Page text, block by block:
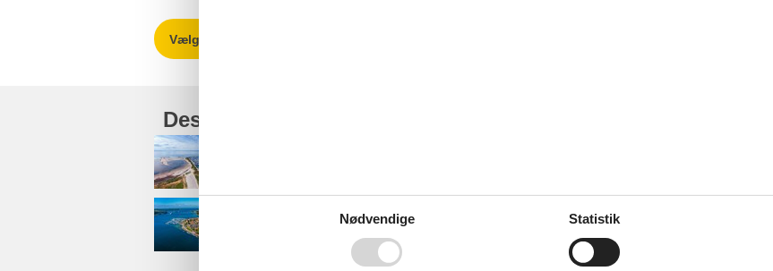
Vælg mellem 101 sommerhuse
Destinationer under Fyn
Østfyn
Nødvendige Statistik